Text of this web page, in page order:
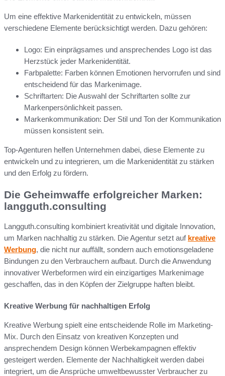
Um eine effektive Markenidentität zu entwickeln, müssen
verschiedene Elemente berücksichtigt werden. Dazu gehören:
Logo: Ein einprägsames und ansprechendes Logo ist das
Herzstück jeder Markenidentität.
Farbpalette: Farben können Emotionen hervorrufen und sind
entscheidend für das Markenimage.
Schriftarten: Die Auswahl der Schriftarten sollte zur
Markenpersönlichkeit passen.
Markenkommunikation: Der Stil und Ton der Kommunikation
müssen konsistent sein.
Top-Agenturen helfen Unternehmen dabei, diese Elemente zu
entwickeln und zu integrieren, um die Markenidentität zu stärken
und den Erfolg zu fördern.
Die Geheimwaffe erfolgreicher Marken:
langguth.consulting
Langguth.consulting kombiniert kreativität und digitale Innovation,
um Marken nachhaltig zu stärken. Die Agentur setzt auf kreative
Werbung, die nicht nur auffällt, sondern auch emotionsgeladene
Bindungen zu den Verbrauchern aufbaut. Durch die Anwendung
innovativer Werbeformen wird ein einzigartiges Markenimage
geschaffen, das in den Köpfen der Zielgruppe haften bleibt.
Kreative Werbung für nachhaltigen Erfolg
Kreative Werbung spielt eine entscheidende Rolle im Marketing-
Mix. Durch den Einsatz von kreativen Konzepten und
ansprechendem Design können Werbekampagnen effektiv
gesteigert werden. Elemente der Nachhaltigkeit werden dabei
integriert, um die Ansprüche umweltbewusster Verbraucher zu